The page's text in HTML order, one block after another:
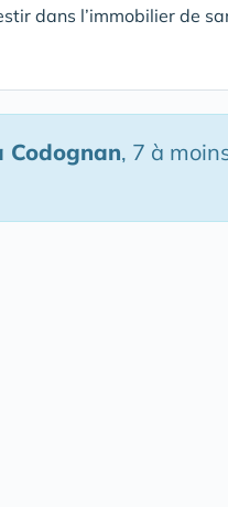
dans l’immobilier de
Codognan, 7 à